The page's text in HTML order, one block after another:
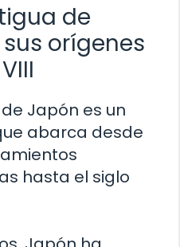
de
orígenes
Japón es un
abarca desde
hasta el siglo